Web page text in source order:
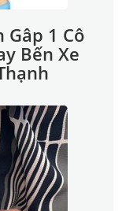
Gâp 1 Cô
Bến Xe